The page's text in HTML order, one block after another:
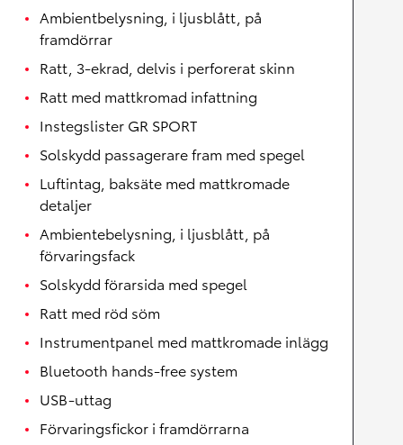
Ambientbelysning, i ljusblått, på
framdörrar
Ratt, 3-ekrad, delvis i perforerat skinn
Ratt med mattkromad infattning
Instegslister GR SPORT
Solskydd passagerare fram med spegel
Luftintag, baksäte med mattkromade
detaljer
Ambientebelysning, i ljusblått, på
förvaringsfack
Solskydd förarsida med spegel
Ratt med röd söm
Instrumentpanel med mattkromade inlägg
Bluetooth hands-free system
USB-uttag
Förvaringsfickor i framdörrarna